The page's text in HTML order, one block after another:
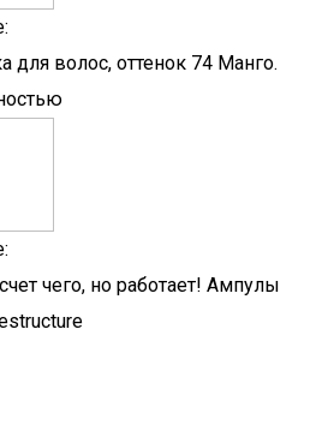
для волос, оттенок 74 Манго.
чего, но работает! Ампулы